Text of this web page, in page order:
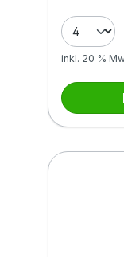
inkl. 20 %